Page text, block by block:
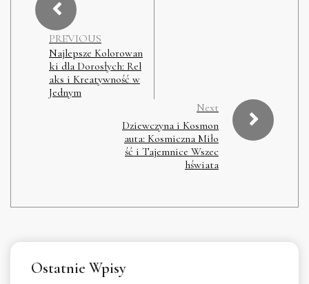
PREVIOUS
Najlepsze Kolorowan
ki dla Dorosłych: Rel
aks i Kreatywność w
Jednym
Next
Dziewczyna i Kosmon
auta: Kosmiczna Miło
ść i Tajemnice Wszec
hświata
Ostatnie Wpisy